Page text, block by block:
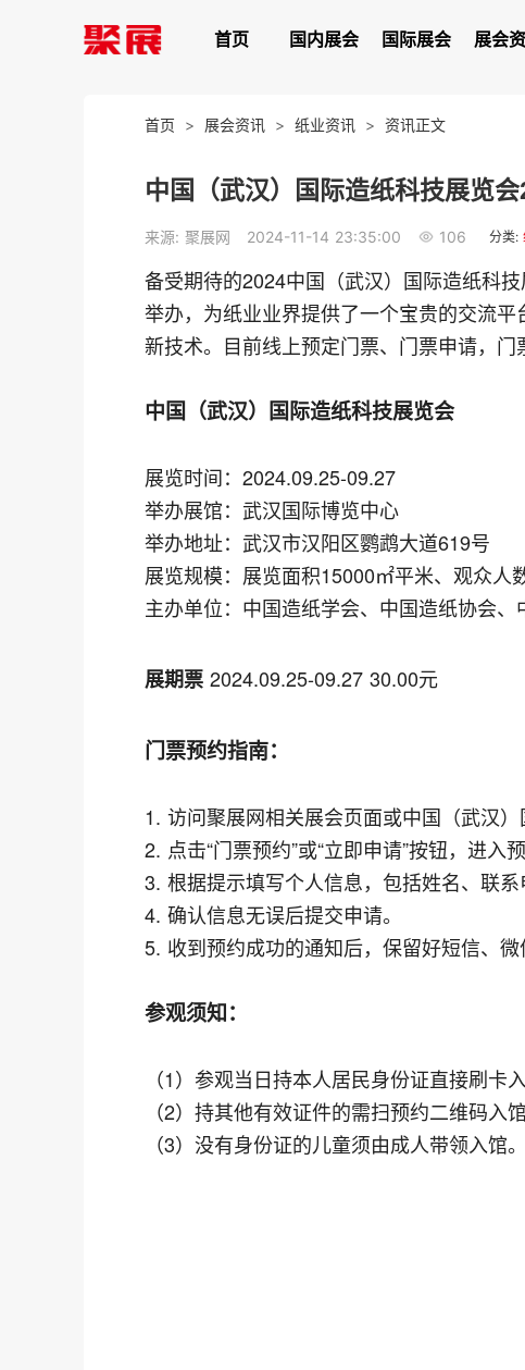
首页 国内展会 国际展会 展会
首页 > 展会资讯 > 纸业资讯 > 资讯正文
中国（武汉）国际造纸科技展览
来源: 聚展网 2024-11-14 23:35:00 106 分类:
备受期待的2024中国（武汉）国际造纸科
举办，为纸业业界提供了一个宝贵的交流
新技术。目前线上预定门票、门票申请，门
中国（武汉）国际造纸科技展览会
展览时间：2024.09.25-09.27
举办展馆：武汉国际博览中心
举办地址：武汉市汉阳区鹦鹉大道619号
展览规模：展览面积15000㎡平米、观众人
主办单位：中国造纸学会、中国造纸协会
展期票 2024.09.25-09.27 30.00元
门票预约指南：
1. 访问聚展网相关展会页面或中国（武汉）
2. 点击“门票预约”或“立即申请”按钮，进入
3. 根据提示填写个人信息，包括姓名、联系
4. 确认信息无误后提交申请。
5. 收到预约成功的通知后，保留好短信、微
参观须知：
（1）参观当日持本人居民身份证直接刷卡入
（2）持其他有效证件的需扫预约二维码入馆
（3）没有身份证的儿童须由成人带领入馆。